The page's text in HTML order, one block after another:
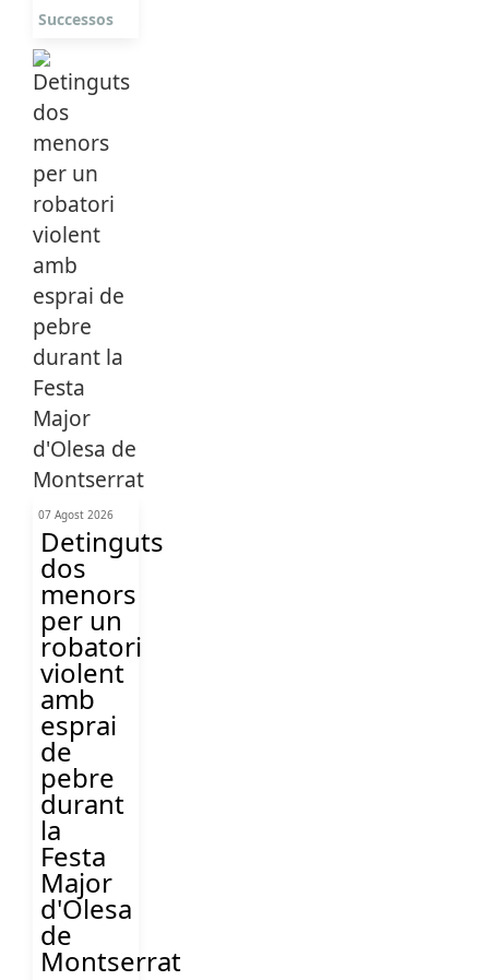
Successos
07 Agost 2026
Detinguts
dos
menors
per un
robatori
violent
amb
esprai
de
pebre
durant
la
Festa
Major
d'Olesa
de
Montserrat